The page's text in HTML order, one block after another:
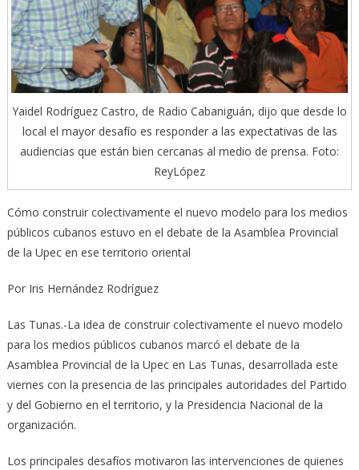
Yaidel Rodríguez Castro, de Radio Cabaniguán, dijo que desde lo
local el mayor desafío es responder a las expectativas de las
audiencias que están bien cercanas al medio de prensa. Foto:
ReyLópez
Cómo construir colectivamente el nuevo modelo para los medios
públicos cubanos estuvo en el debate de la Asamblea Provincial
de la Upec en ese territorio oriental
Por Iris Hernández Rodríguez
Las Tunas.-La idea de construir colectivamente el nuevo modelo
para los medios públicos cubanos marcó el debate de la
Asamblea Provincial de la Upec en Las Tunas, desarrollada este
viernes con la presencia de las principales autoridades del Partido
y del Gobierno en el territorio, y la Presidencia Nacional de la
organización.
Los principales desafíos motivaron las intervenciones de quienes